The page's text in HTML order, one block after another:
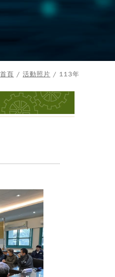
首頁 / 活動照片 / 113年